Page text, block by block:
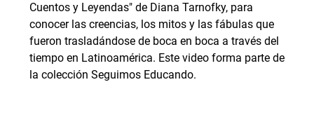
Cuentos y Leyendas" de Diana Tarnofky, para
conocer las creencias, los mitos y las fábulas que
fueron trasladándose de boca en boca a través del
tiempo en Latinoamérica. Este video forma parte de
la colección Seguimos Educando.